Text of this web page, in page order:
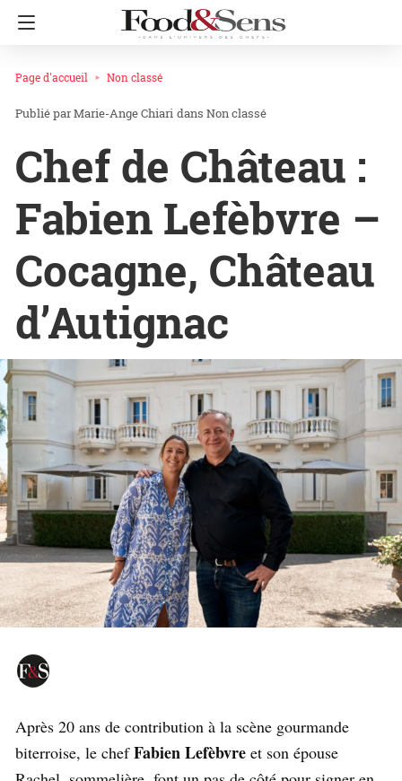
Page d'accueil Non classé
Marie-Ange Chiari dans Non classé
Chef de Château :
Fabien Lefèbvre –
Cocagne, Château
d’Autignac
Après 20 ans de contribution à la scène gourmande
biterroise, le chefFabien Lefèbvre et son épouse